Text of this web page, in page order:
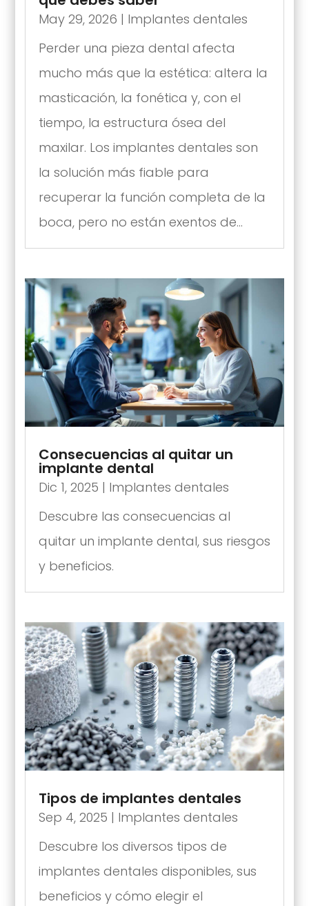
May 29, 2026 | Implantes dentales
Perder una pieza dental afecta
mucho más que la estética: altera la
masticación, la fonética y, con el
tiempo, la estructura ósea del
maxilar. Los implantes dentales son
la solución más fiable para
recuperar la función completa de la
boca, pero no están exentos de...
Consecuencias al quitar un
implante dental
Dic 1, 2025 | Implantes dentales
Descubre las consecuencias al
quitar un implante dental, sus riesgos
y beneficios.
Tipos de implantes dentales
Sep 4, 2025 | Implantes dentales
Descubre los diversos tipos de
implantes dentales disponibles, sus
beneficios y cómo elegir el